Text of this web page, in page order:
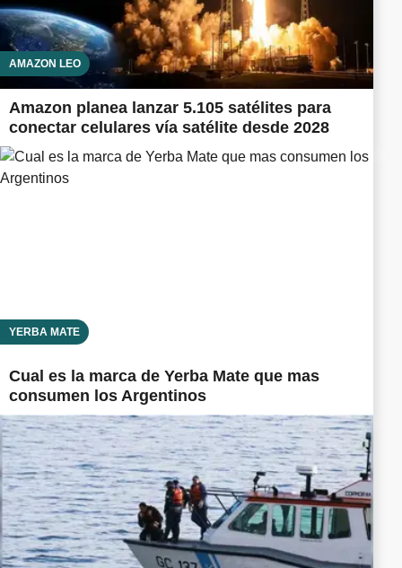
AMAZON LEO
Amazon planea lanzar 5.105 satélites para
conectar celulares vía satélite desde 2028
YERBA MATE
Cual es la marca de Yerba Mate que mas
consumen los Argentinos